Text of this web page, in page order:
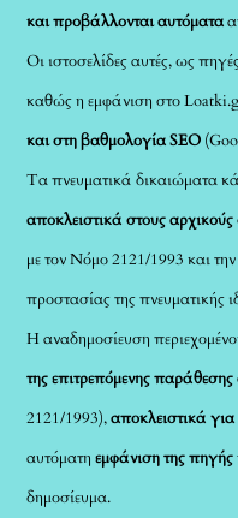
και προβάλλονται αυτόματα
Οι ιστοσελίδες αυτές, ως
καθώς η εμφάνιση στο
και στη βαθμολογία SEO
Τα πνευματικά δικαιώματα
αποκλειστικά στους
με τον Νόμο 2121/1993 και
προστασίας της πνευματικής
Η αναδημοσίευση
της επιτρεπόμενης
2121/1993),αποκλειστικά
αυτόματηεμφάνιση της
δημοσίευμα.